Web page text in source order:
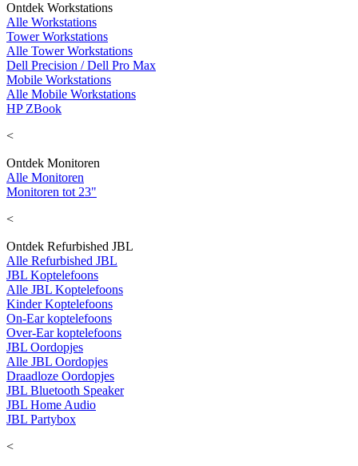
Ontdek Workstations
Alle Workstations
Tower Workstations
Alle Tower Workstations
Dell Precision / Dell Pro Max
Mobile Workstations
Alle Mobile Workstations
HP ZBook
<
Ontdek Monitoren
Alle Monitoren
Monitoren tot 23"
<
Ontdek Refurbished JBL
Alle Refurbished JBL
JBL Koptelefoons
Alle JBL Koptelefoons
Kinder Koptelefoons
On-Ear koptelefoons
Over-Ear koptelefoons
JBL Oordopjes
Alle JBL Oordopjes
Draadloze Oordopjes
JBL Bluetooth Speaker
JBL Home Audio
JBL Partybox
<